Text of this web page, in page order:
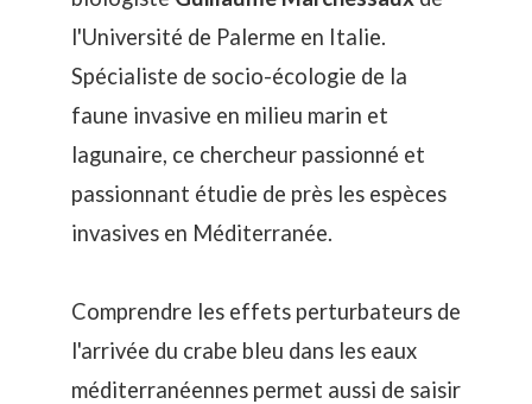
l'Université de Palerme en Italie.
Spécialiste de socio-écologie de la
faune invasive en milieu marin et
lagunaire, ce chercheur passionné et
passionnant étudie de près les espèces
invasives en Méditerranée.
Comprendre les effets perturbateurs de
l'arrivée du crabe bleu dans les eaux
méditerranéennes permet aussi de saisir